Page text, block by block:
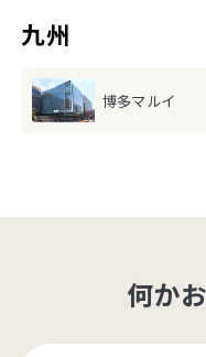
九州
博多マルイ
何か